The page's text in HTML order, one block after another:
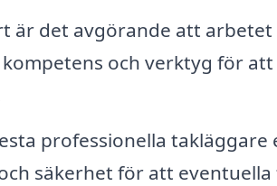
är det avgörande att
och verktyg för
professionella
säkerhet för att